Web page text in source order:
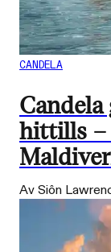
CANDELA
hittills –
Av Siôn